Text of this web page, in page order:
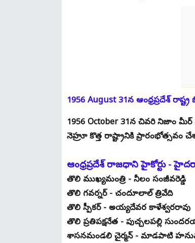
1956 August 31న ఆంధ్రప్రదేశ్
1956 October 31న చివరి నిజాం
నెహ్రూ కొత్త రాష్ట్రానికి ప్రారంభోత్సవం
ఆంధ్రప్రదేశ్ రాజధాని హైకోర్టు -
తొలి ముఖ్యమంత్రి - నీలం సంజీవరెడ్డి
తొలి గవర్నర్ - చందూలాల్ త్రివేది
తొలి స్పీకర్ - అయ్యదేవర కాళేశ్వరరావు
తొలి ప్రతిపక్షనేత - పుచ్చలపల్లి
శాసనమండలి చైర్మన్ - మాడపాటి